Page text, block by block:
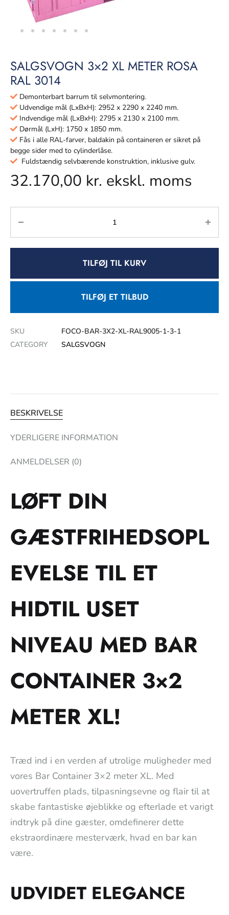
SALGSVOGN 3×2 XL METER ROSA
RAL 3014
Demonterbart barrum til selvmontering.
Udvendige mål (LxBxH): 2952 x 2290 x 2240 mm.
Indvendige mål (LxBxH): 2795 x 2130 x 2100 mm.
Dørmål (LxH): 1750 x 1850 mm.
Fås i alle RAL-farver, baldakin på containeren er sikret på
begge sider med to cylinderlåse.
Fuldstændig selvbærende konstruktion, inklusive gulv.
32.170,00 kr. ekskl. moms
TILFØJ TIL KURV
TILFØJ ET TILBUD
SKU
FOCO-BAR-3X2-XL-RAL9005-1-3-1
CATEGORY
SALGSVOGN
BESKRIVELSE
YDERLIGERE INFORMATION
ANMELDELSER (0)
LØFT DIN
GÆSTFRIHEDSOPL
EVELSE TIL ET
HIDTIL USET
NIVEAU MED BAR
CONTAINER 3×2
METER XL!
Træd ind i en verden af utrolige muligheder med
vores Bar Container 3×2 meter XL. Med
uovertruffen plads, tilpasningsevne og flair til at
skabe fantastiske øjeblikke og efterlade et varigt
indtryk på dine gæster, omdefinerer dette
ekstraordinære mesterværk, hvad en bar kan
være.
UDVIDET ELEGANCE